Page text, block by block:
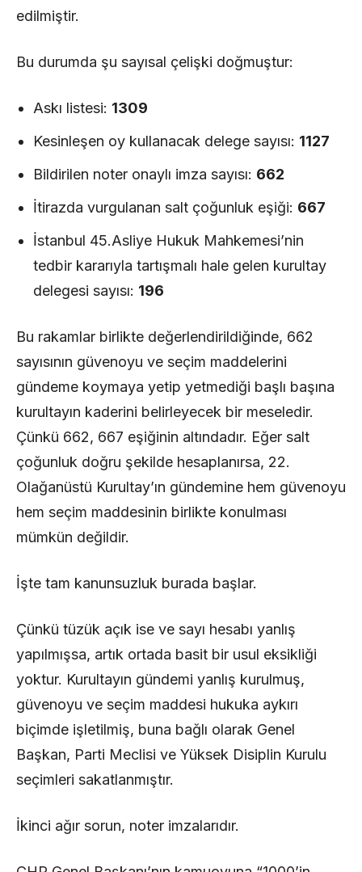
edilmiştir.
Bu durumda şu sayısal çelişki doğmuştur:
Askı listesi: 1309
Kesinleşen oy kullanacak delege sayısı: 1127
Bildirilen noter onaylı imza sayısı: 662
İtirazda vurgulanan salt çoğunluk eşiği: 667
İstanbul 45.Asliye Hukuk Mahkemesi’nin
tedbir kararıyla tartışmalı hale gelen kurultay
delegesi sayısı: 196
Bu rakamlar birlikte değerlendirildiğinde, 662
sayısının güvenoyu ve seçim maddelerini
gündeme koymaya yetip yetmediği başlı başına
kurultayın kaderini belirleyecek bir meseledir.
Çünkü 662, 667 eşiğinin altındadır. Eğer salt
çoğunluk doğru şekilde hesaplanırsa, 22.
Olağanüstü Kurultay’ın gündemine hem güvenoyu
hem seçim maddesinin birlikte konulması
mümkün değildir.
İşte tam kanunsuzluk burada başlar.
Çünkü tüzük açık ise ve sayı hesabı yanlış
yapılmışsa, artık ortada basit bir usul eksikliği
yoktur. Kurultayın gündemi yanlış kurulmuş,
güvenoyu ve seçim maddesi hukuka aykırı
biçimde işletilmiş, buna bağlı olarak Genel
Başkan, Parti Meclisi ve Yüksek Disiplin Kurulu
seçimleri sakatlanmıştır.
İkinci ağır sorun, noter imzalarıdır.